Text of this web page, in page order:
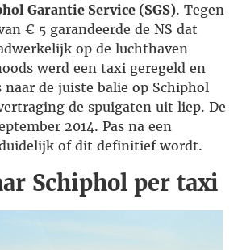
Garantie Service (SGS). Tegen
€ 5 garandeerde de NS dat
op de luchthaven
werd een taxi geregeld en
de juiste balie op Schiphol
de spuigaten uit liep. De
2014. Pas na een
of dit definitief wordt.
Schiphol per taxi